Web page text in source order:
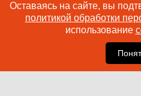
КУКИ-ФАЙЛЫ
СОГЛАШЕНИЕ
Оставаясь на сайте, вы
политикой обработки
использование